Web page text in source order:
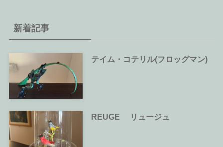
新着記事
テイム・コテリル(フロッグマン)
REUGE リュージュ